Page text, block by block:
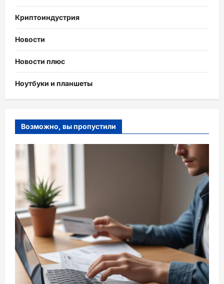
Криптоиндустрия
Новости
Новости плюс
Ноутбуки и планшеты
Возможно, вы пропустили